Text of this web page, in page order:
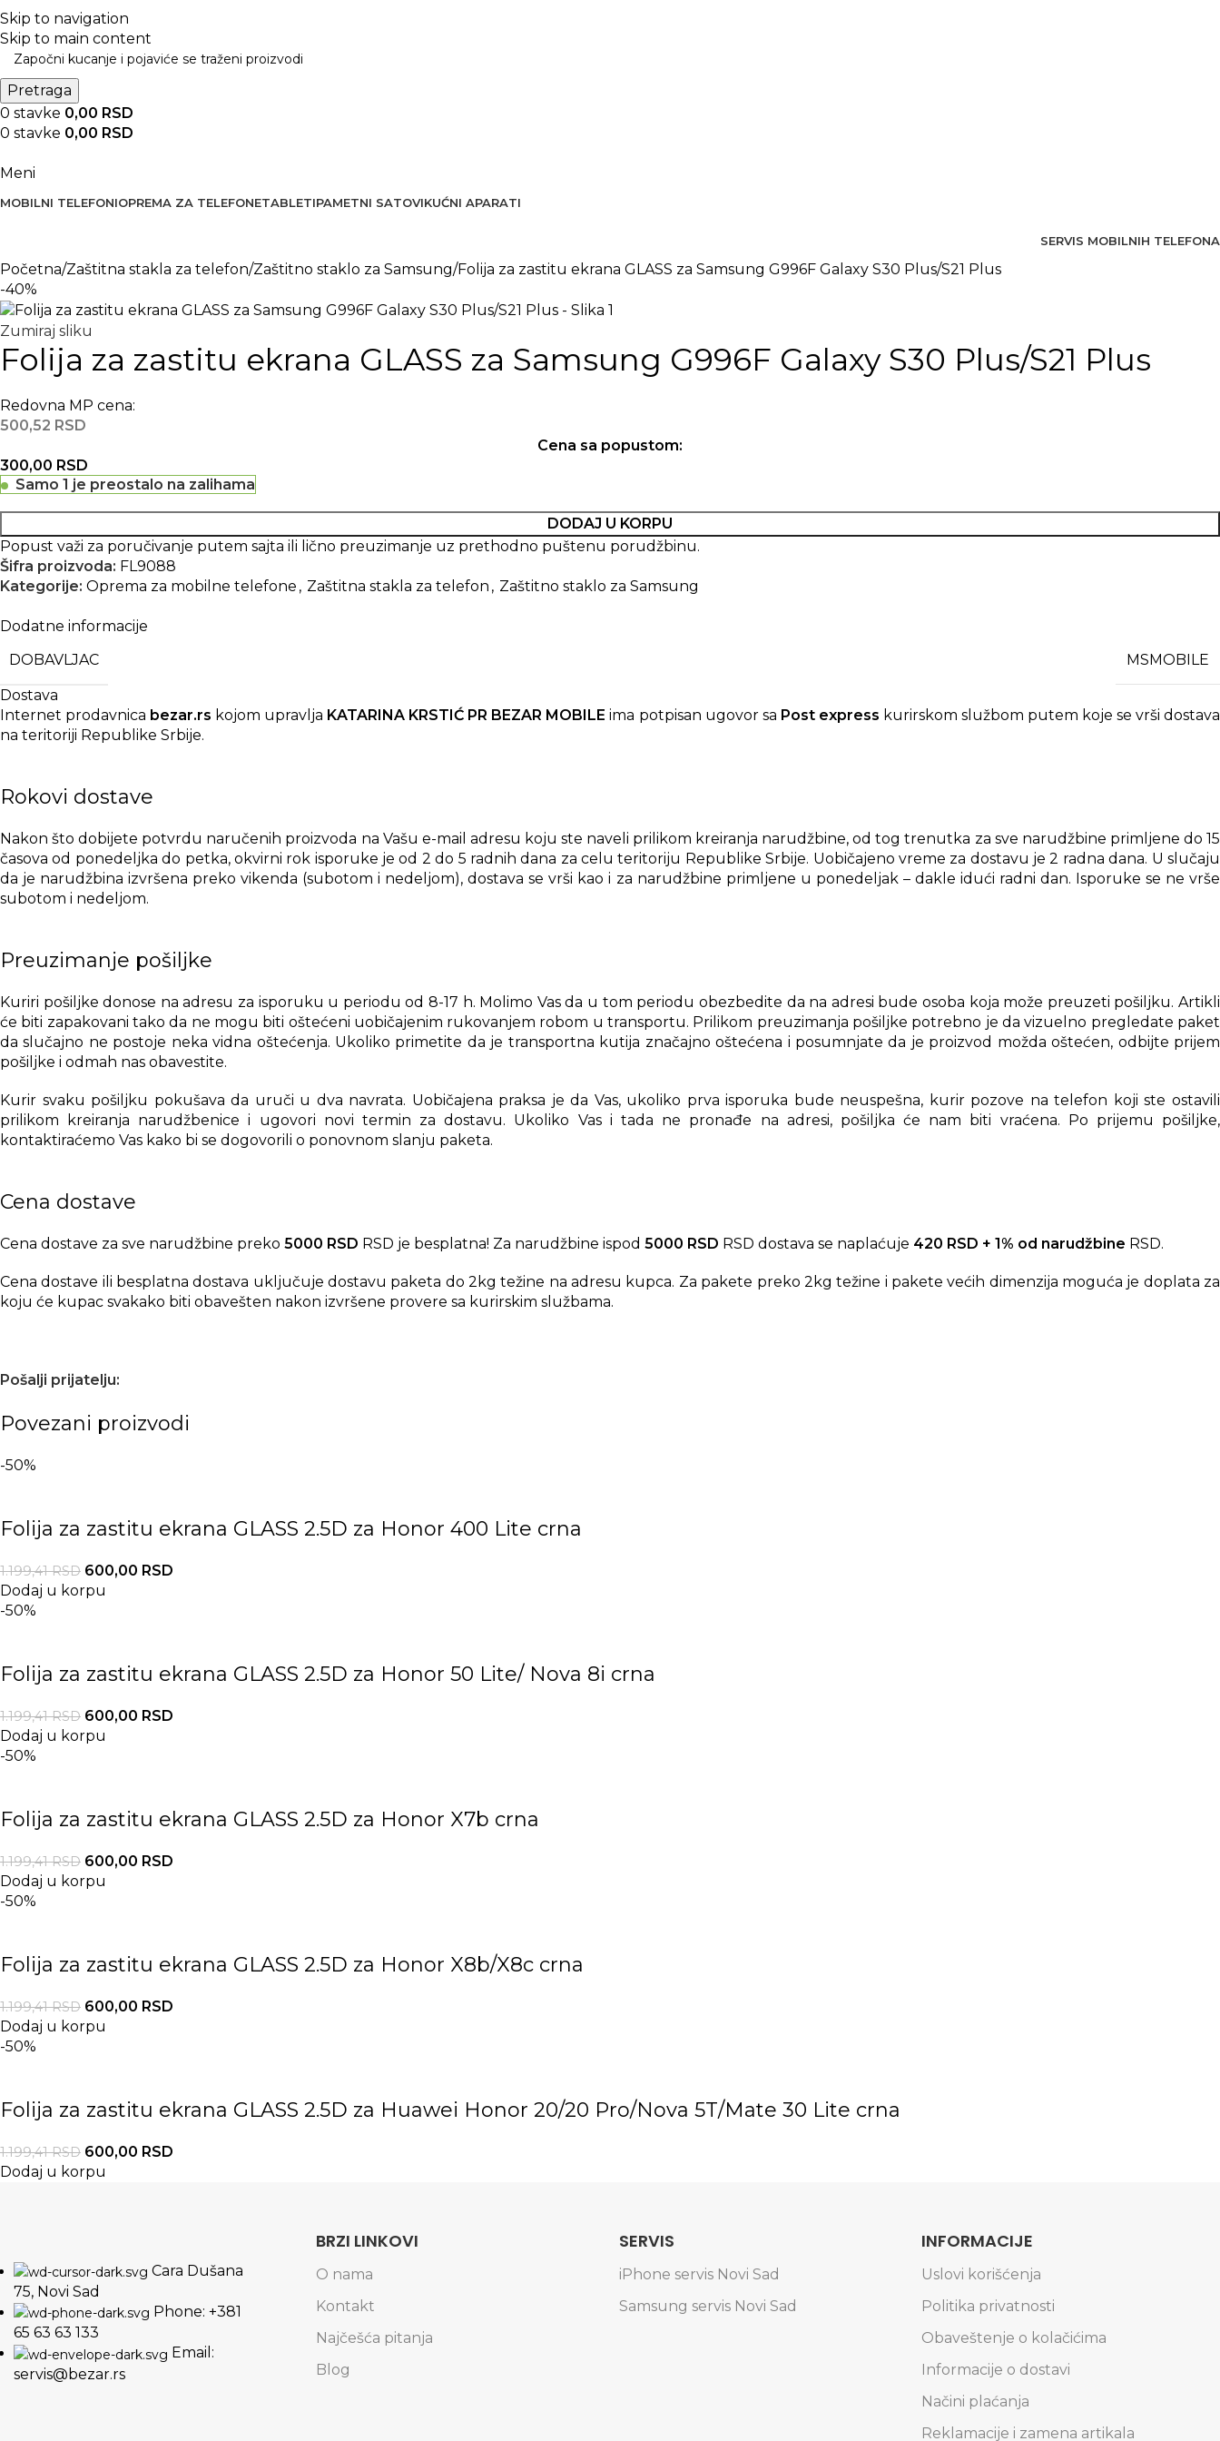
Skip to navigation
Skip to main content
BESPLATNA DOSTAVA PREKO 5000 RSD
Pretraga
0 stavke 0,00 RSD
0 stavke 0,00 RSD
Meni
MOBILNI TELEFONIOPREMA ZA TELEFONETABLETIPAMETNI SATOVIKUĆNI APARATI
SERVIS MOBILNIH TELEFONA
Početna Zaštitna stakla za telefon Zaštitno staklo za Samsung Folija za zastitu ekrana GLASS za Samsung G996F Galaxy S30 Plus/S21 Plus
-40%
Zumiraj sliku
Folija za zastitu ekrana GLASS za Samsung G996F Galaxy S30 Plus/S21 Plus
Redovna MP cena:
500,52 RSD
Cena sa popustom:
300,00 RSD
Samo 1 je preostalo na zalihama
DODAJ U KORPU
Popust važi za poručivanje putem sajta ili lično preuzimanje uz prethodno puštenu porudžbinu.
Šifra proizvoda: FL9088
Kategorije: Oprema za mobilne telefone , Zaštitna stakla za telefon , Zaštitno staklo za Samsung
Dodatne informacije
DOBAVLJAC
MSMOBILE
Dostava
Internet prodavnica bezar.rs kojom upravlja KATARINA KRSTIĆ PR BEZAR MOBILE ima potpisan ugovor sa Post express kurirskom službom putem koje se vrši dostava
na teritoriji Republike Srbije.
Rokovi dostave
Nakon što dobijete potvrdu naručenih proizvoda na Vašu e-mail adresu koju ste naveli prilikom kreiranja narudžbine, od tog trenutka za sve narudžbine primljene do 15
časova od ponedeljka do petka, okvirni rok isporuke je od 2 do 5 radnih dana za celu teritoriju Republike Srbije. Uobičajeno vreme za dostavu je 2 radna dana. U slučaju
da je narudžbina izvršena preko vikenda (subotom i nedeljom), dostava se vrši kao i za narudžbine primljene u ponedeljak – dakle idući radni dan. Isporuke se ne vrše
subotom i nedeljom.
Preuzimanje pošiljke
Kuriri pošiljke donose na adresu za isporuku u periodu od 8-17 h. Molimo Vas da u tom periodu obezbedite da na adresi bude osoba koja može preuzeti pošiljku. Artikli
će biti zapakovani tako da ne mogu biti oštećeni uobičajenim rukovanjem robom u transportu. Prilikom preuzimanja pošiljke potrebno je da vizuelno pregledate paket
da slučajno ne postoje neka vidna oštećenja. Ukoliko primetite da je transportna kutija značajno oštećena i posumnjate da je proizvod možda oštećen, odbijte prijem
pošiljke i odmah nas obavestite.
Kurir svaku pošiljku pokušava da uruči u dva navrata. Uobičajena praksa je da Vas, ukoliko prva isporuka bude neuspešna, kurir pozove na telefon koji ste ostavili
prilikom kreiranja narudžbenice i ugovori novi termin za dostavu. Ukoliko Vas i tada ne pronađe na adresi, pošiljka će nam biti vraćena. Po prijemu pošiljke,
kontaktiraćemo Vas kako bi se dogovorili o ponovnom slanju paketa.
Cena dostave
Cena dostave za sve narudžbine preko 5000 RSD RSD je besplatna! Za narudžbine ispod 5000 RSD RSD dostava se naplaćuje 420 RSD + 1% od narudžbine RSD.
Cena dostave ili besplatna dostava uključuje dostavu paketa do 2kg težine na adresu kupca. Za pakete preko 2kg težine i pakete većih dimenzija moguća je doplata za
koju će kupac svakako biti obavešten nakon izvršene provere sa kurirskim službama.
Pošalji prijatelju:
Povezani proizvodi
-50%
Folija za zastitu ekrana GLASS 2.5D za Honor 400 Lite crna
1.199,41RSD 600,00 RSD
Dodaj u korpu
-50%
Folija za zastitu ekrana GLASS 2.5D za Honor 50 Lite/ Nova 8i crna
1.199,41RSD 600,00 RSD
Dodaj u korpu
-50%
Folija za zastitu ekrana GLASS 2.5D za Honor X7b crna
1.199,41RSD 600,00 RSD
Dodaj u korpu
-50%
Folija za zastitu ekrana GLASS 2.5D za Honor X8b/X8c crna
1.199,41RSD 600,00 RSD
Dodaj u korpu
-50%
Folija za zastitu ekrana GLASS 2.5D za Huawei Honor 20/20 Pro/Nova 5T/Mate 30 Lite crna
1.199,41RSD 600,00 RSD
Dodaj u korpu
Cara Dušana
75, Novi Sad
Phone: +381
65 63 63 133
Email:
servis@bezar.rs
BRZI LINKOVI
O nama
Kontakt
Najčešća pitanja
Blog
SERVIS
iPhone servis Novi Sad
Samsung servis Novi Sad
INFORMACIJE
Uslovi korišćenja
Politika privatnosti
Obaveštenje o kolačićima
Informacije o dostavi
Načini plaćanja
Reklamacije i zamena artikala